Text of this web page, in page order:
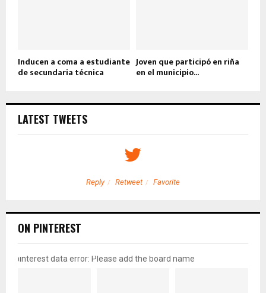
Inducen a coma a estudiante
de secundaria técnica
Joven que participó en riña
en el municipio...
LATEST TWEETS
Reply Retweet Favorite
ON PINTEREST
pinterest data error: Please add the board name